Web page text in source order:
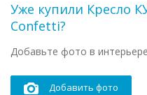
Уже купили Кресло
Confetti?
Добавьте фото в
Добавить фото